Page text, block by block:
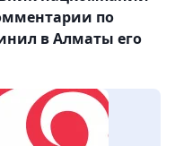
по
в Алматы его